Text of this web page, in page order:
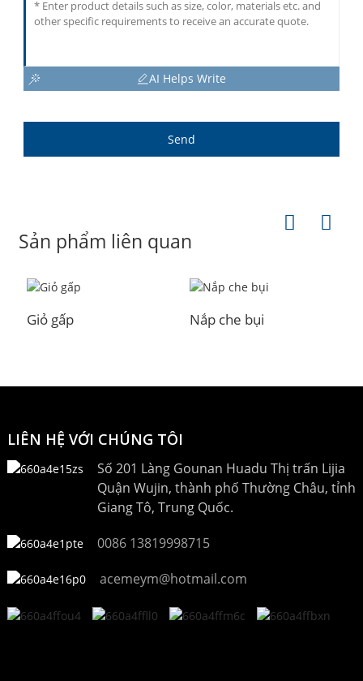
AI Helps Write
Send
Sản phẩm liên quan
Giỏ gấp Nắp che bụi
LIÊN HỆ VỚI CHÚNG TÔI
Số 201 Làng Gounan Huadu Thị trấn Lijia
Quận Wujin, thành phố Thường Châu, tỉnh
Giang Tô, Trung Quốc.
0086 13819998715
acemeym@hotmail.com